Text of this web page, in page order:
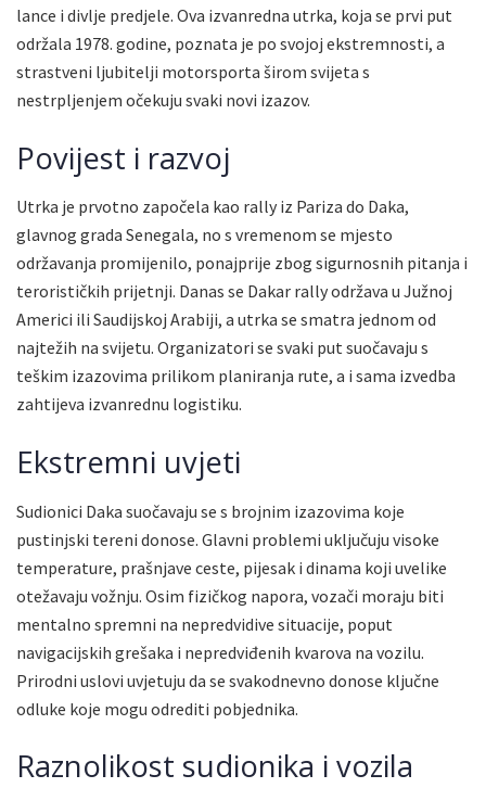
lance i divlje predjele. Ova izvanredna utrka, koja se prvi put
održala 1978. godine, poznata je po svojoj ekstremnosti, a
strastveni ljubitelji motorsporta širom svijeta s
nestrpljenjem očekuju svaki novi izazov.
Povijest i razvoj
Utrka je prvotno započela kao rally iz Pariza do Daka,
glavnog grada Senegala, no s vremenom se mjesto
održavanja promijenilo, ponajprije zbog sigurnosnih pitanja i
terorističkih prijetnji. Danas se Dakar rally održava u Južnoj
Americi ili Saudijskoj Arabiji, a utrka se smatra jednom od
najtežih na svijetu. Organizatori se svaki put suočavaju s
teškim izazovima prilikom planiranja rute, a i sama izvedba
zahtijeva izvanrednu logistiku.
Ekstremni uvjeti
Sudionici Daka suočavaju se s brojnim izazovima koje
pustinjski tereni donose. Glavni problemi uključuju visoke
temperature, prašnjave ceste, pijesak i dinama koji uvelike
otežavaju vožnju. Osim fizičkog napora, vozači moraju biti
mentalno spremni na nepredvidive situacije, poput
navigacijskih grešaka i nepredviđenih kvarova na vozilu.
Prirodni uslovi uvjetuju da se svakodnevno donose ključne
odluke koje mogu odrediti pobjednika.
Raznolikost sudionika i vozila